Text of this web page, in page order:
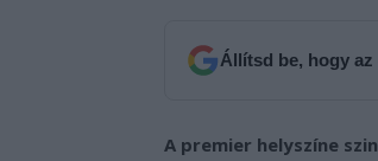
Állítsd be, hogy
A premier helyszíne